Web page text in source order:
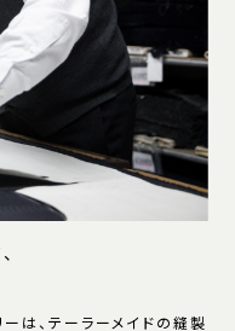
は、テーラーメイドの縫製